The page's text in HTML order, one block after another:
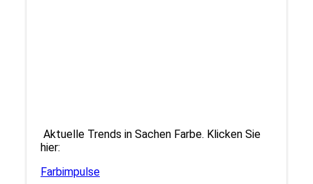
Aktuelle Trends in Sachen Farbe. Klicken Sie
hier:
Farbimpulse